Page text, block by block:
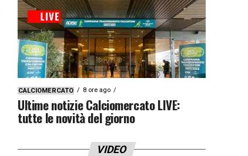
CALCIOMERCATO 8 ore ago
Ultime notizie Calciomercato LIVE:
tutte le novità del giorno
VIDEO